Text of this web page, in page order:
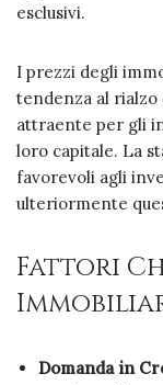
esclusivi.
I prezzi degli
tendenza al rialzo
attraente per gli
loro capitale. La
favorevoli agli
ulteriormente
Fattori
Domanda in